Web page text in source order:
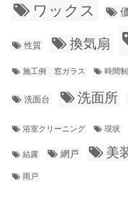
ワックス
性質 換気扇
施工例 窓ガラス 時間制
洗面台 洗面所
浴室クリーニング 現状
結露 網戸 美
雨戸